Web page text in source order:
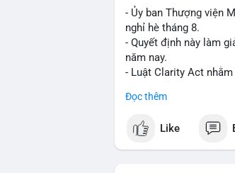
- Ủy ban Thượng viện
nghỉ hè tháng 8.
- Quyết định này làm
năm nay.
- Luật Clarity Act
- Sự trì hoãn có thể
$btc $eth
Đọc thêm
Like